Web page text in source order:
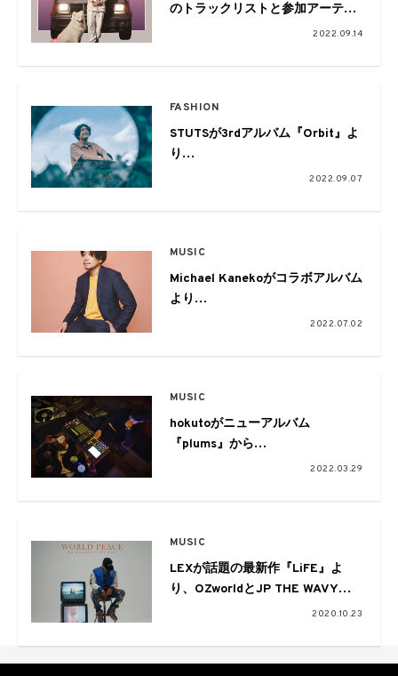
のトラックリストと参加アーティ
ストを発表。収録曲「Hanabi
開
2022.09.14
FASHION
STUTSが3rdアルバム『Orbit』よ
り
先行シングル「Voyage (feat.
本日配信。リリースツアーの開催
2022.09.07
MUSIC
Michael Kanekoがコラボアルバム
より
「RECIPE feat. ハナレグミ」の
2022.07.02
MUSIC
hokutoがニューアルバム
『plums』から
客演に唾奇と仙人掌を迎えた2022.03.29
MUSIC
LEXが話題の最新作『LiFE』よ
り、OZworldとJP THE WAVYを
客演に迎えた「WORLD PEACE」
2020.10.23